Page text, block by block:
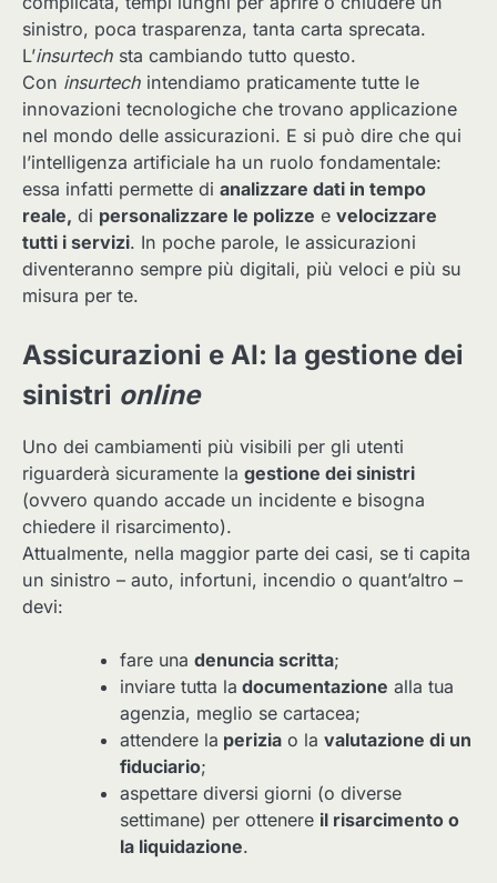
sinistro, poca trasparenza, tanta carta sprecata.
L’insurtech sta cambiando tutto questo.
Con insurtech intendiamo praticamente tutte le
innovazioni tecnologiche che trovano applicazione
nel mondo delle assicurazioni. E si può dire che qui
l’intelligenza artificiale ha un ruolo fondamentale:
essa infatti permette di analizzare dati in tempo
reale, di personalizzare le polizze e velocizzare
tutti i servizi. In poche parole, le assicurazioni
diventeranno sempre più digitali, più veloci e più su
misura per te.
Assicurazioni e AI: la gestione dei
sinistri online
Uno dei cambiamenti più visibili per gli utenti
riguarderà sicuramente la gestione dei sinistri
(ovvero quando accade un incidente e bisogna
chiedere il risarcimento).
Attualmente, nella maggior parte dei casi, se ti capita
un sinistro – auto, infortuni, incendio o quant’altro –
devi:
fare una denuncia scritta;
inviare tutta la documentazione alla tua
agenzia, meglio se cartacea;
attendere la perizia o la valutazione di un
fiduciario;
aspettare diversi giorni (o diverse
settimane) per ottenere il risarcimento o
la liquidazione.